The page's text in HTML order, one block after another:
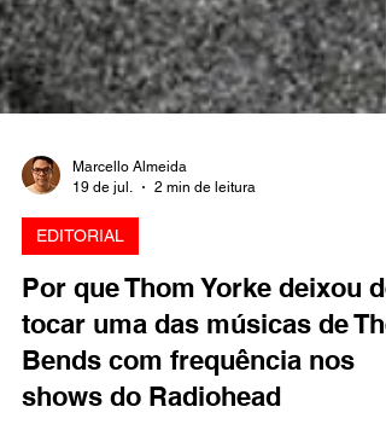
Marcello Almeida
19 de jul.
EDITORIAL
Por que Thom Yorke deixou de
tocar uma das músicas de The
Bends com frequência nos